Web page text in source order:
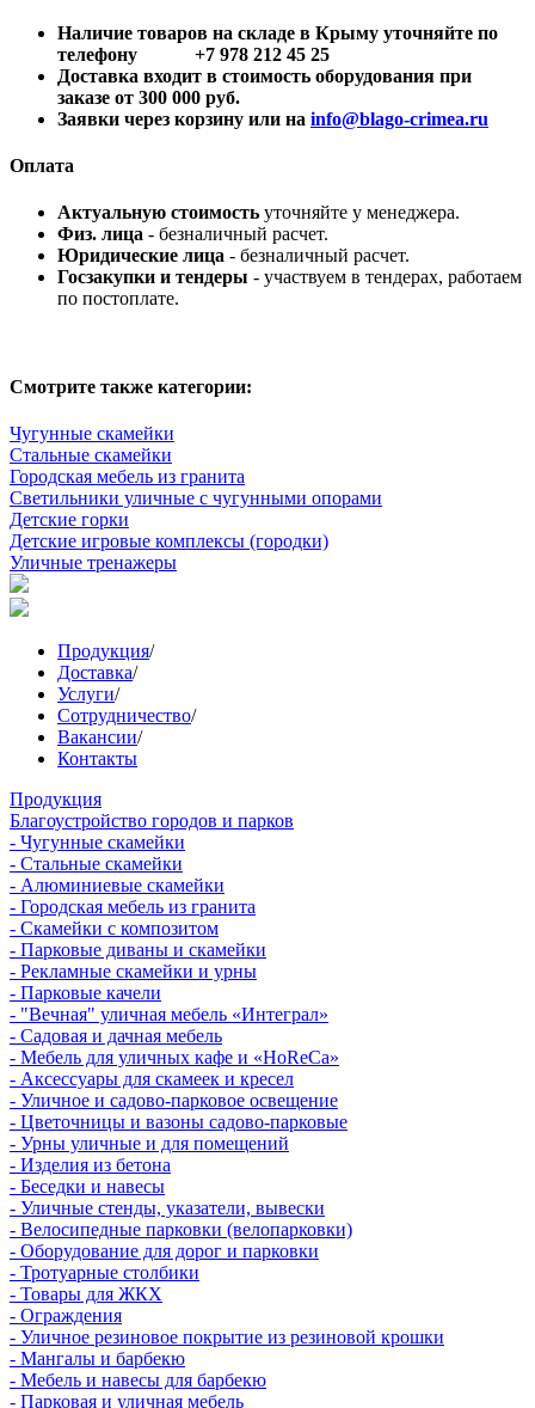
Наличие товаров на складе в Крыму уточняйте по
телефону +7 978 212 45 25
Доставка входит в стоимость оборудования при
заказе от 300 000 руб.
Заявки через корзину или на info@blago-crimea.ru
Оплата
Актуальную стоимость уточняйте у менеджера.
Физ. лица - безналичный расчет.
Юридические лица - безналичный расчет.
Госзакупки и тендеры - участвуем в тендерах, работаем
по постоплате.
Смотрите также категории:
Чугунные скамейки
Стальные скамейки
Городская мебель из гранита
Светильники уличные с чугунными опорами
Детские горки
Детские игровые комплексы (городки)
Уличные тренажеры
Продукция/
Доставка/
Услуги/
Сотрудничество/
Вакансии/
Контакты
Продукция
Благоустройство городов и парков
- Чугунные скамейки
- Стальные скамейки
- Алюминиевые скамейки
- Городская мебель из гранита
- Скамейки с композитом
- Парковые диваны и скамейки
- Рекламные скамейки и урны
- Парковые качели
- "Вечная" уличная мебель «Интеграл»
- Садовая и дачная мебель
- Мебель для уличных кафе и «HoReCa»
- Аксессуары для скамеек и кресел
- Уличное и садово-парковое освещение
- Цветочницы и вазоны садово-парковые
- Урны уличные и для помещений
- Изделия из бетона
- Беседки и навесы
- Уличные стенды, указатели, вывески
- Велосипедные парковки (велопарковки)
- Оборудование для дорог и парковки
- Тротуарные столбики
- Товары для ЖКХ
- Ограждения
- Уличное резиновое покрытие из резиновой крошки
- Мангалы и барбекю
- Мебель и навесы для барбекю
- Парковая и уличная мебель